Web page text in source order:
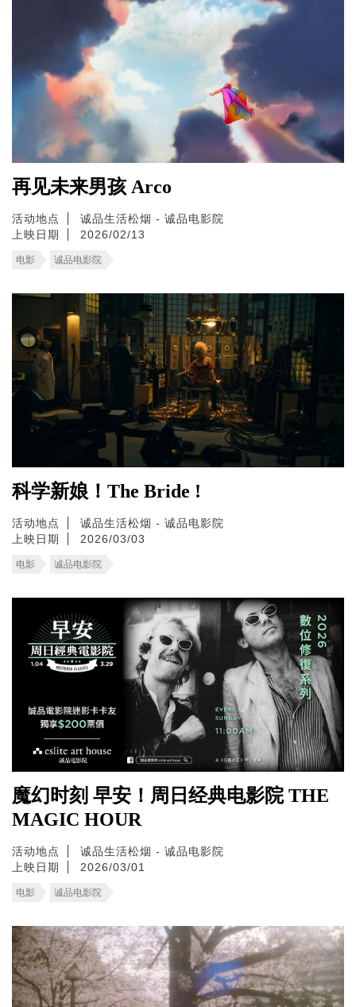
再见未来男孩 Arco
活动地点
诚品生活松烟 - 诚品电影院
上映日期
2026/02/13
电影 诚品电影院
科学新娘！The Bride !
活动地点
诚品生活松烟 - 诚品电影院
上映日期
2026/03/03
电影 诚品电影院
魔幻时刻 早安！周日经典电影院 THE
MAGIC HOUR
活动地点
诚品生活松烟 - 诚品电影院
上映日期
2026/03/01
电影 诚品电影院